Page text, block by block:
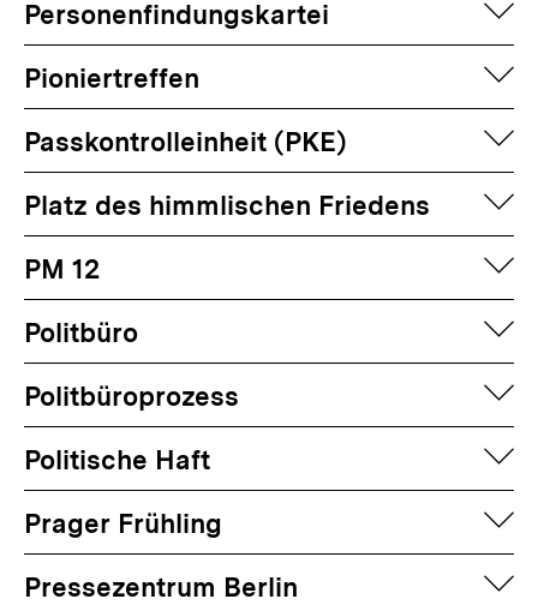
Personenfindungskartei
Pioniertreffen
Passkontrolleinheit (PKE)
Platz des himmlischen Friedens
PM 12
Politbüro
Politbüroprozess
Politische Haft
Prager Frühling
Pressezentrum Berlin